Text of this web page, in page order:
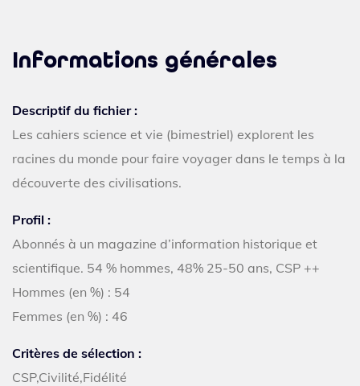
Informations générales
Descriptif du fichier :
Les cahiers science et vie (bimestriel) explorent les
racines du monde pour faire voyager dans le temps à la
découverte des civilisations.
Profil :
Abonnés à un magazine d’information historique et
scientifique. 54 % hommes, 48% 25-50 ans, CSP ++
Hommes (en %) : 54
Femmes (en %) : 46
Critères de sélection :
CSP,Civilité,Fidélité